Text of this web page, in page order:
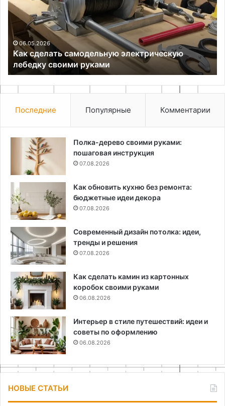
лебедку
своими
руками
06.05.2026
Как сделать самодельную электрическую
лебедку своими руками
и
до
5
Последние Популярные Комментарии
Полка-дерево своими руками:
пошаговая инструкция
07.08.2026
Как обновить кухню без ремонта:
бюджетные идеи декора
07.08.2026
Современный дизайн потолка: идеи,
тренды и решения
07.08.2026
Как сделать камин из картонных
коробок своими руками
06.08.2026
Интерьер в стиле путешествий: идеи и
советы по оформлению
06.08.2026
НОВЫЕ СТАТЬИ